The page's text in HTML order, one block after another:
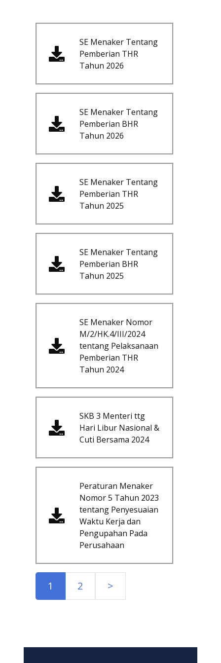
SE Menaker Tentang
Pemberian THR
Tahun 2026
SE Menaker Tentang
Pemberian BHR
Tahun 2026
SE Menaker Tentang
Pemberian THR
Tahun 2025
SE Menaker Tentang
Pemberian BHR
Tahun 2025
SE Menaker Nomor
M/2/HK.4/III/2024
tentang Pelaksanaan
Pemberian THR
Tahun 2024
SKB 3 Menteri ttg
Hari Libur Nasional &
Cuti Bersama 2024
Peraturan Menaker
Nomor 5 Tahun 2023
tentang Penyesuaian
Waktu Kerja dan
Pengupahan Pada
Perusahaan
1 2 >